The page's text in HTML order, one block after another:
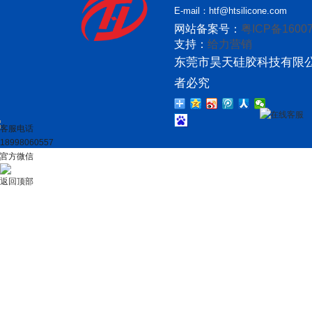
E-mail：htf@htsilicone.com
网站备案号： 粤ICP备
支持： 给力营销
东莞市昊天硅胶科技有限
者必究
在线客服
客服电话
18998060557
官方微信
返回顶部